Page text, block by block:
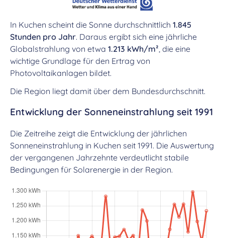
In Kuchen scheint die Sonne durchschnittlich 1.845
Stunden pro Jahr. Daraus ergibt sich eine jährliche
Globalstrahlung von etwa 1.213 kWh/m², die eine
wichtige Grundlage für den Ertrag von
Photovoltaikanlagen bildet.
Die Region liegt damit über dem Bundesdurchschnitt.
Entwicklung der Sonneneinstrahlung seit 1991
Die Zeitreihe zeigt die Entwicklung der jährlichen
Sonneneinstrahlung in Kuchen seit 1991. Die Auswertung
der vergangenen Jahrzehnte verdeutlicht stabile
Bedingungen für Solarenergie in der Region.